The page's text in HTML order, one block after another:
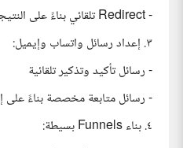
- Redirect تلقائي بناءً على النتيجة (صفحة حجز أو صفحة شكر)
٣. إعداد رسائل واتساب وإيميل:
- رسائل تأكيد وتذكير تلقائية
- رسائل متابعة مخصصة بناءً على
٤. بناء Funnels بسيطة: